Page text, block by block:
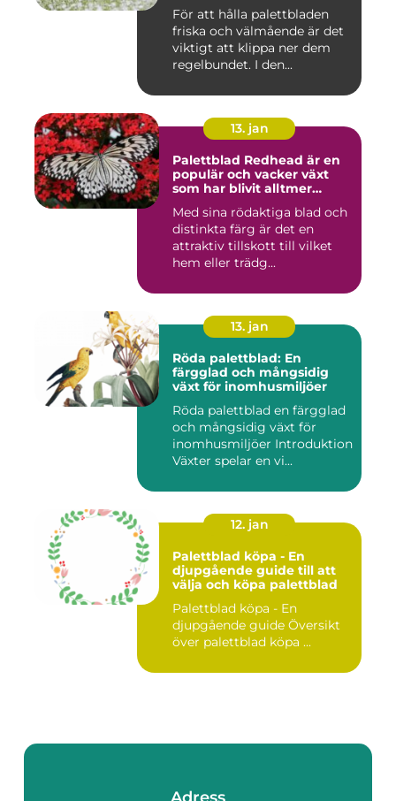
inomhusmiljöer
För att hålla palettbladen
friska och välmående är det
viktigt att klippa ner dem
regelbundet. I den...
13. jan
Palettblad Redhead är en
populär och vacker växt
som har blivit alltmer
trädgårdsentusiaster
Med sina rödaktiga blad och
distinkta färg är det en
attraktiv tillskott till vilket
hem eller trädg...
13. jan
Röda palettblad: En
färgglad och mångsidig
växt för inomhusmiljöer
Röda palettblad en färgglad
och mångsidig växt för
inomhusmiljöer Introduktion
Växter spelar en vi...
12. jan
Palettblad köpa - En
djupgående guide till att
välja och köpa palettblad
Palettblad köpa - En
djupgående guide Översikt
över palettblad köpa ...